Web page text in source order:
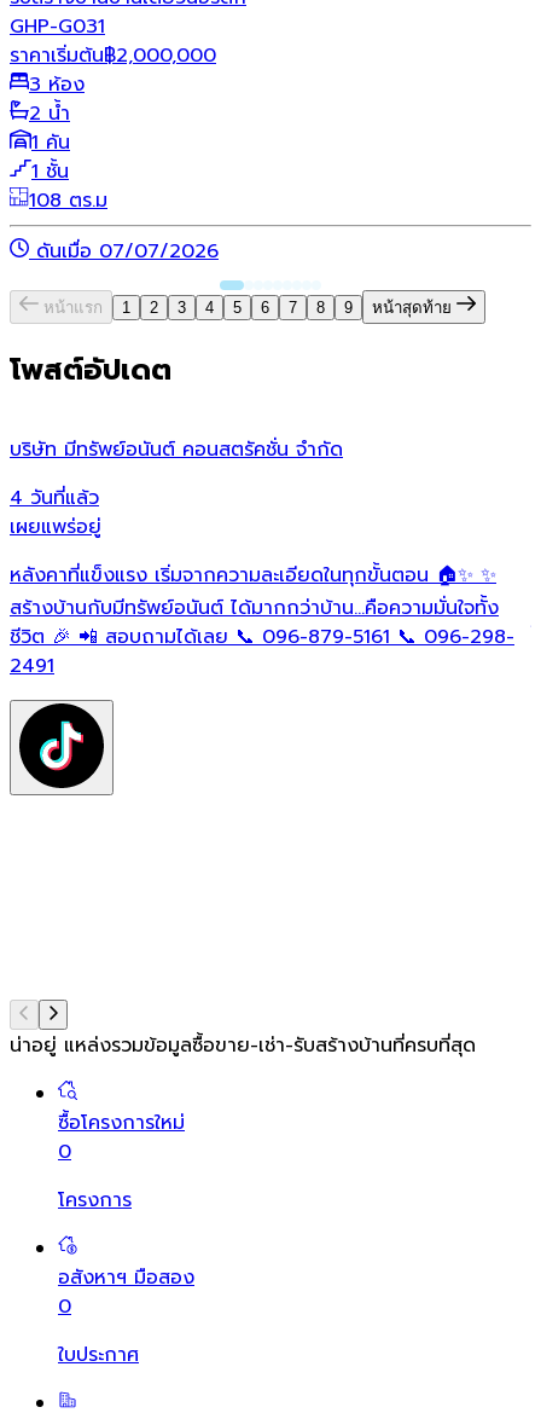
GHP-G031
ราคาเริ่มต้น฿2,000,000
3 ห้อง
2 น้ำ
1 คัน
1 ชั้น
108 ตร.ม
ดันเมื่อ 07/07/2026
หน้าแรก 1 2 3 4 5 6 7 8 9 หน้าสุดท้าย
โพสต์อัปเดต
บริษัท มีทรัพย์อนันต์ คอนสตรัคชั่น จํากัด
4 วันที่แล้ว
เผยแพร่อยู่
หลังคาที่แข็งแรง เริ่มจากความละเอียดในทุกขั้นตอน 🏠✨ ✨
สร้างบ้านกับมีทรัพย์อนันต์ ได้มากกว่าบ้าน…คือความมั่นใจทั้ง
ชีวิต 🎉 📲 สอบถามได้เลย 📞 096-879-5161 📞 096-298-
2491
น่าอยู่ แหล่งรวมข้อมูลซื้อขาย-เช่า-รับสร้างบ้านที่ครบที่สุด
ซื้อโครงการใหม่
0
โครงการ
อสังหาฯ มือสอง
0
ใบประกาศ